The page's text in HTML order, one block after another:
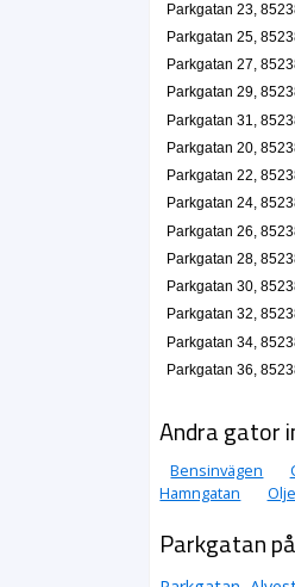
Parkgatan 23,
Parkgatan 25,
Parkgatan 27,
Parkgatan 29,
Parkgatan 31,
Parkgatan 20,
Parkgatan 22,
Parkgatan 24,
Parkgatan 26,
Parkgatan 28,
Parkgatan 30,
Parkgatan 32,
Parkgatan 34,
Parkgatan 36,
Andra gator
Bensinvägen
Hamngatan
Parkgatan